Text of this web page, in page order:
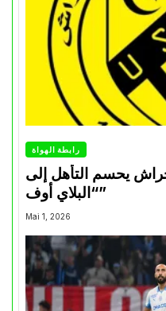
رابطة الهواة
يحسم التأهل إلى
“البلاي أوف”
Mai 1, 2026